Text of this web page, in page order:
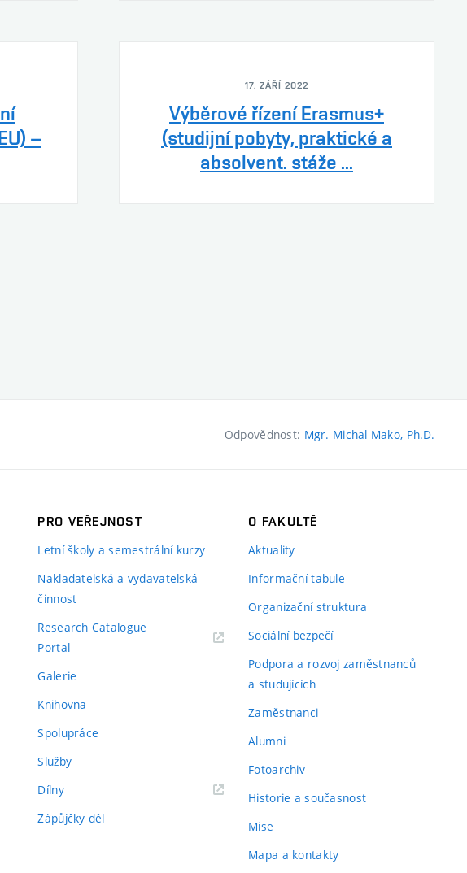
–
17. ZÁŘÍ 2022
Výběrové řízení Erasmus+
(studijní pobyty, praktické a
absolvent. stáže ...
Odpovědnost: Mgr. Michal Mako, Ph.D.
PRO VEŘEJNOST
Letní školy a semestrální kurzy
Nakladatelská a vydavatelská
činnost
Research Catalogue
Portal
Galerie
Knihovna
Spolupráce
Služby
Dílny
Zápůjčky děl
O FAKULTĚ
Aktuality
Informační tabule
Organizační struktura
Sociální bezpečí
Podpora a rozvoj zaměstnanců
a studujících
Zaměstnanci
Alumni
Fotoarchiv
Historie a současnost
Mise
Mapa a kontakty